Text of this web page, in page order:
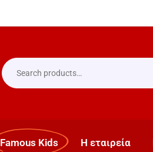
Famous Kids Η εταιρεία